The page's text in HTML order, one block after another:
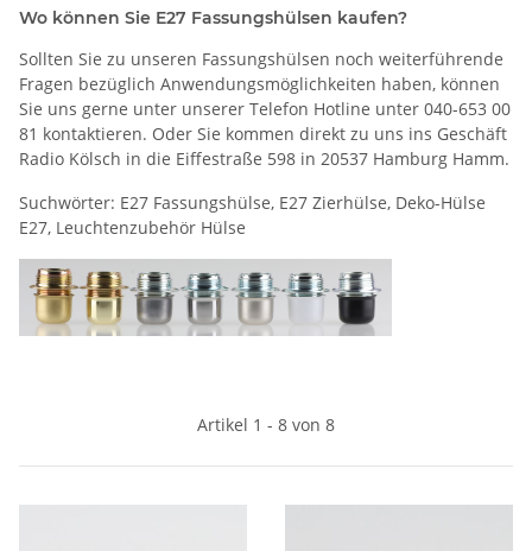
Wo können Sie E27 Fassungshülsen kaufen?
Sollten Sie zu unseren Fassungshülsen noch weiterführende
Fragen bezüglich Anwendungsmöglichkeiten haben, können
Sie uns gerne unter unserer Telefon Hotline unter 040-653 00
81 kontaktieren. Oder Sie kommen direkt zu uns ins Geschäft
Radio Kölsch in die Eiffestraße 598 in 20537 Hamburg Hamm.
Suchwörter: E27 Fassungshülse, E27 Zierhülse, Deko-Hülse
E27, Leuchtenzubehör Hülse
Artikel 1 - 8 von 8